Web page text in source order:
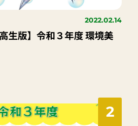
2022.02.14
生版】令和３年度 環境美
2